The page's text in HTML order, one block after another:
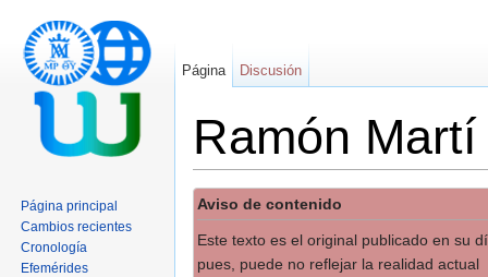
Ramón Martí
Aviso de contenido
Este texto es el original publicado en su
pues, puede no reflejar la realidad actual
Página Discusión
Página principal
Cambios recientes
Cronología
Efemérides